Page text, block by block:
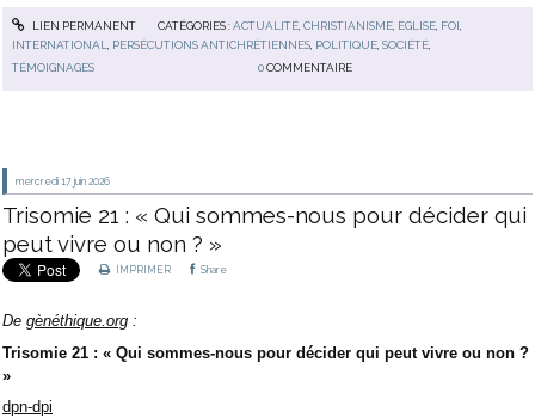
LIEN PERMANENT CATÉGORIES :ACTUALITÉ, CHRISTIANISME, EGLISE, FOI
INTERNATIONAL
PERSÉCUTIONS ANTICHRÉTIENNES POLITIQUE ,SOCIÉTÉ
TÉMOIGNAGES
0 COMMENTAIRE
mercredi 17 juin 2026
Trisomie 21 : « Qui sommes-nous pour décider qui
peut vivre ou non ? »
IMPRIMER Share
De gènéthique.org :
Trisomie 21 : « Qui sommes-nous pour décider qui peut vivre ou non ?
»
dpn-dpi